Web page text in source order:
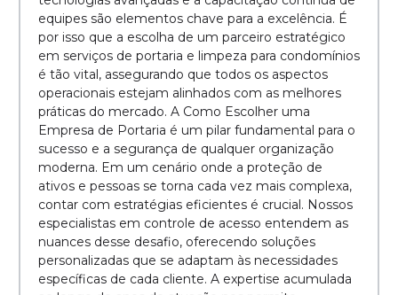
equipes são elementos chave para a excelência. É
por isso que a escolha de um parceiro estratégico
em serviços de portaria e limpeza para condomínios
é tão vital, assegurando que todos os aspectos
operacionais estejam alinhados com as melhores
práticas do mercado. A Como Escolher uma
Empresa de Portaria é um pilar fundamental para o
sucesso e a segurança de qualquer organização
moderna. Em um cenário onde a proteção de
ativos e pessoas se torna cada vez mais complexa,
contar com estratégias eficientes é crucial. Nossos
especialistas em controle de acesso entendem as
nuances desse desafio, oferecendo soluções
personalizadas que se adaptam às necessidades
específicas de cada cliente. A expertise acumulada